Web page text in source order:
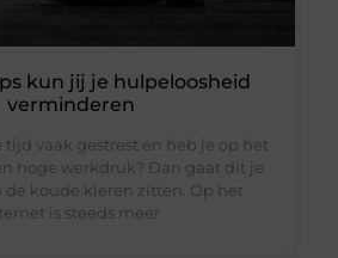
kun jij je hulpeloosheid
verminderen
tijd vaak gestrest en heb je op het
hoge werkdruk? Dan gaat dit je
de koude kleren zitten. Op het
is steeds meer